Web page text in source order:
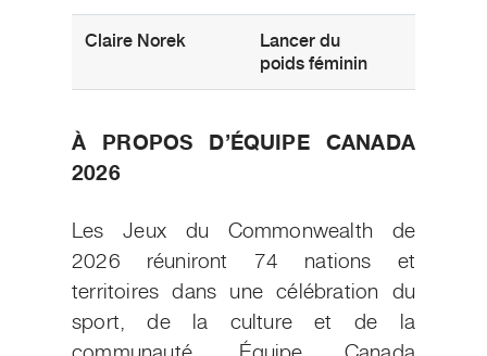
Claire Norek
Lancer du
poids féminin
À PROPOS D’ÉQUIPE CANADA
2026
Les Jeux du Commonwealth de
2026 réuniront 74 nations et
territoires dans une célébration du
sport, de la culture et de la